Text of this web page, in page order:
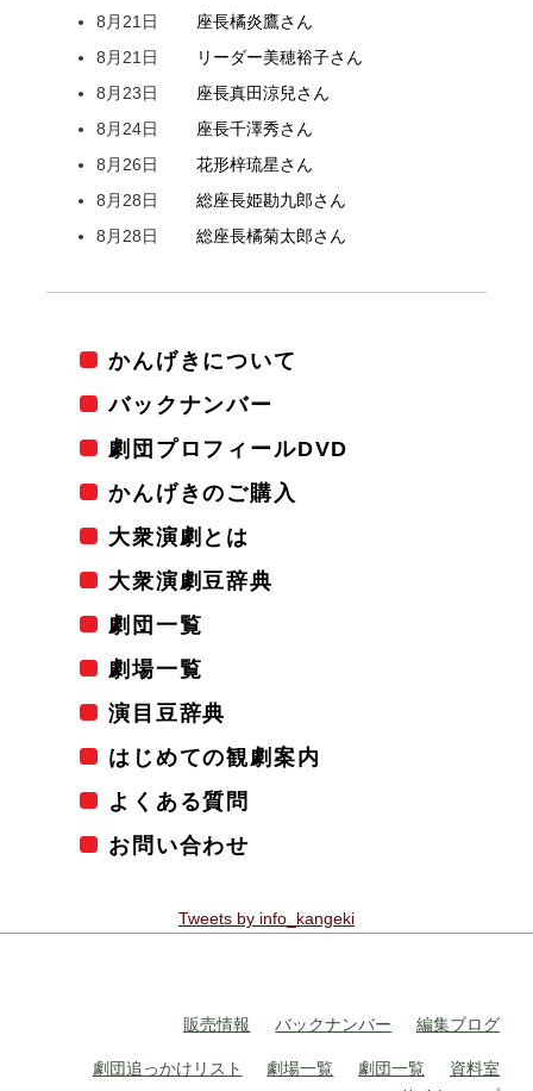
8月21日
座長橘炎鷹さん
8月21日
リーダー美穂裕子さん
8月23日
座長真田涼兒さん
8月24日
座長千澤秀さん
8月26日
花形梓琉星さん
8月28日
総座長姫勘九郎さん
8月28日
総座長橘菊太郎さん
かんげきについて
バックナンバー
劇団プロフィールDVD
かんげきのご購入
大衆演劇とは
大衆演劇豆辞典
劇団一覧
劇場一覧
演目豆辞典
はじめての観劇案内
よくある質問
お問い合わせ
Tweets by info_kangeki
販売情報 バックナンバー 編集ブログ
劇団追っかけリスト 劇場一覧 劇団一覧
資料室